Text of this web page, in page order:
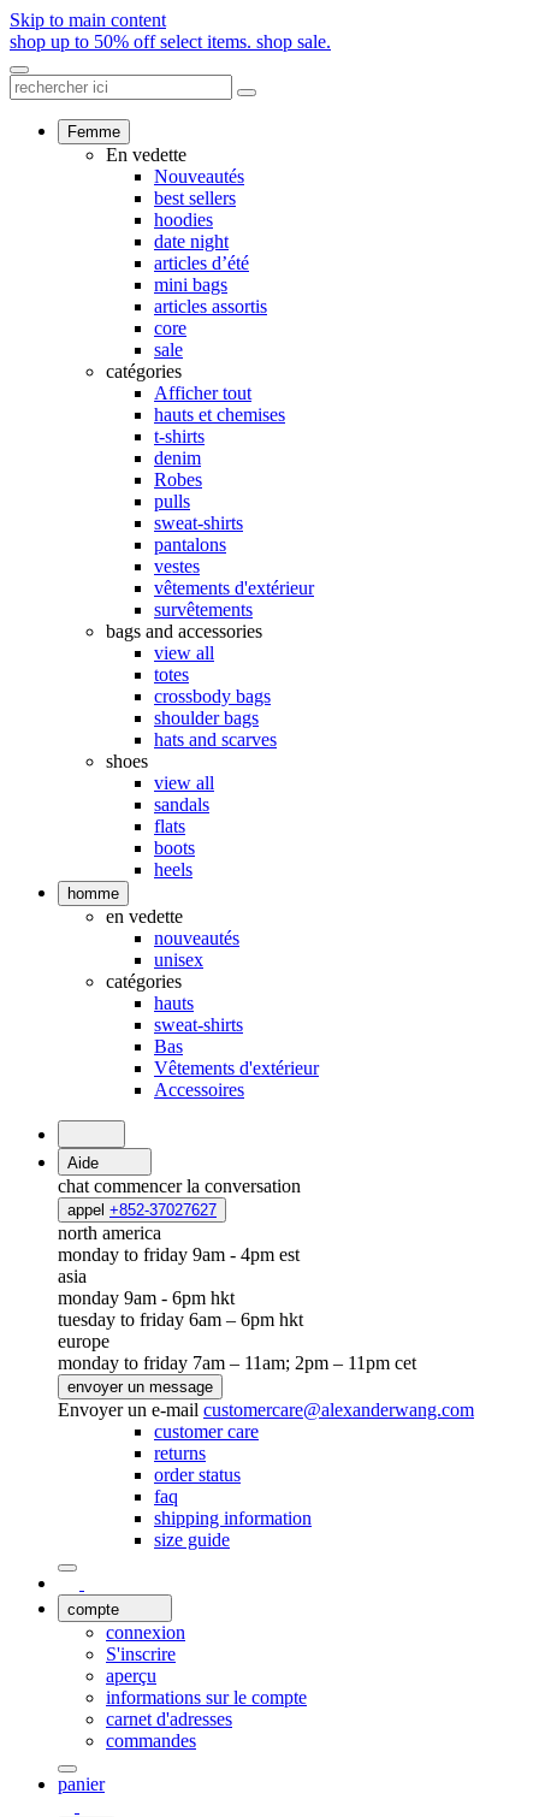
Skip to main content
shop up to 50% off select items. shop sale.
Femme
En vedette
Nouveautés
best sellers
hoodies
date night
articles d’été
mini bags
articles assortis
core
sale
catégories
Afficher tout
hauts et chemises
t-shirts
denim
Robes
pulls
sweat-shirts
pantalons
vestes
vêtements d'extérieur
survêtements
bags and accessories
view all
totes
crossbody bags
shoulder bags
hats and scarves
shoes
view all
sandals
flats
boots
heels
homme
en vedette
nouveautés
unisex
catégories
hauts
sweat-shirts
Bas
Vêtements d'extérieur
Accessoires
Aide
chat commencer la conversation
appel +852-37027627
north america
monday to friday 9am - 4pm est
asia
monday 9am - 6pm hkt
tuesday to friday 6am – 6pm hkt
europe
monday to friday 7am – 11am; 2pm – 11pm cet
envoyer un message
Envoyer un e-mail customercare@alexanderwang.com
customer care
returns
order status
faq
shipping information
size guide
compte
connexion
S'inscrire
aperçu
informations sur le compte
carnet d'adresses
commandes
panier